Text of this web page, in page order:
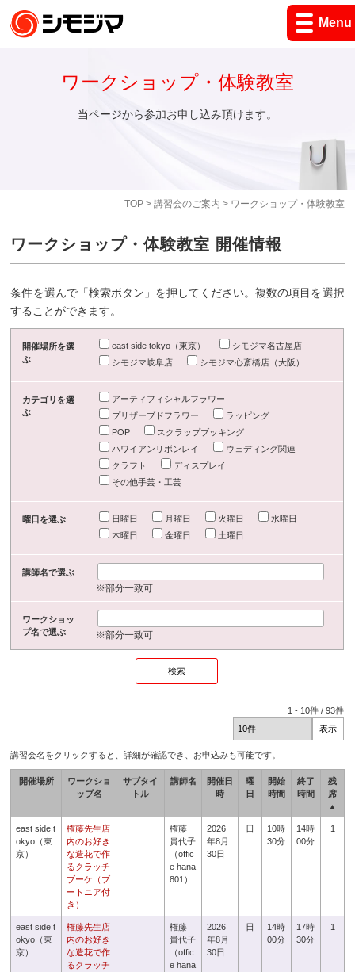
Menu
TOP> 講習会のご案内 > ワークショップ・体験教室
ワークショップ・体験教室
当ページから参加お申し込み頂けます。
ワークショップ・体験教室 開催情報
条件を選んで「検索ボタン」を押してください。複数の項目を選択
することができます。
開催場所を選
ぶ
east side tokyo（東京）
シモジマ名古屋店
シモジマ岐阜店
シモジマ心斎橋店（大阪）
カテゴリを選
ぶ
アーティフィシャルフラワー
プリザーブドフラワー
ラッピング
POP
スクラップブッキング
ハワイアンリボンレイ
ウェディング関連
クラフト
ディスプレイ
その他手芸・工芸
曜日を選ぶ 日曜日 月曜日 火曜日
水曜日
木曜日
金曜日 土曜日
講師名で選ぶ
※部分一致可
ワークショッ
プ名で選ぶ
※部分一致可
1 - 10件 /93件
講習会名をクリックすると、詳細が確認でき、お申込みも可能です。
開催場所
ワークショ
ップ名
サブタイ
トル
講師名
開催日
時
曜
日
開始
時間
終了
時間
残
席
▲
east side t
okyo（東
京）
権藤先生店
内のお好き
な造花で作
るクラッチ
ブーケ（ブ
ートニア付
き）
権藤
貴代子
（offic
e hana
801）
2026
年8月
30日
日
10時
30分
14時
00分
1
east side t
okyo（東
京）
権藤先生店
内のお好き
な造花で作
るクラッチ
権藤
貴代子
（offic
e hana
2026
年8月
30日
日
14時
00分
17時
30分
1